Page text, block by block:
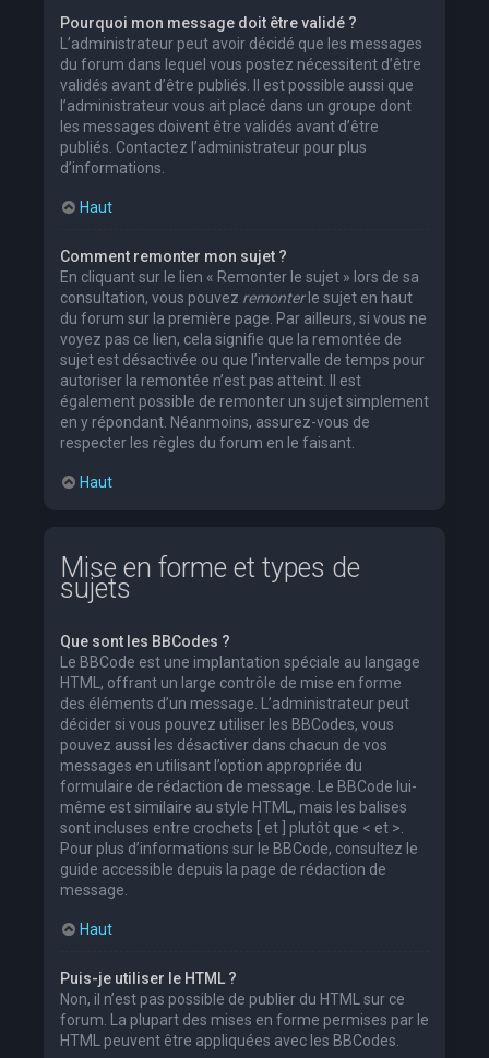
Pourquoi mon message doit être validé ?
L’administrateur peut avoir décidé que les messages
du forum dans lequel vous postez nécessitent d’être
validés avant d’être publiés. Il est possible aussi que
l’administrateur vous ait placé dans un groupe dont
les messages doivent être validés avant d’être
publiés. Contactez l’administrateur pour plus
d’informations.
Haut
Comment remonter mon sujet ?
En cliquant sur le lien « Remonter le sujet » lors de sa
consultation, vous pouvez remonterle sujet en haut
du forum sur la première page. Par ailleurs, si vous ne
voyez pas ce lien, cela signifie que la remontée de
sujet est désactivée ou que l’intervalle de temps pour
autoriser la remontée n’est pas atteint. Il est
également possible de remonter un sujet simplement
en y répondant. Néanmoins, assurez-vous de
respecter les règles du forum en le faisant.
Haut
Mise en forme et types de
sujets
Que sont les BBCodes ?
Le BBCode est une implantation spéciale au langage
HTML, offrant un large contrôle de mise en forme
des éléments d’un message. L’administrateur peut
décider si vous pouvez utiliser les BBCodes, vous
pouvez aussi les désactiver dans chacun de vos
messages en utilisant l’option appropriée du
formulaire de rédaction de message. Le BBCode lui-
même est similaire au style HTML, mais les balises
sont incluses entre crochets [ et ] plutôt que < et >.
Pour plus d’informations sur le BBCode, consultez le
guide accessible depuis la page de rédaction de
message.
Haut
Puis-je utiliser le HTML ?
Non, il n’est pas possible de publier du HTML sur ce
forum. La plupart des mises en forme permises par le
HTML peuvent être appliquées avec les BBCodes.